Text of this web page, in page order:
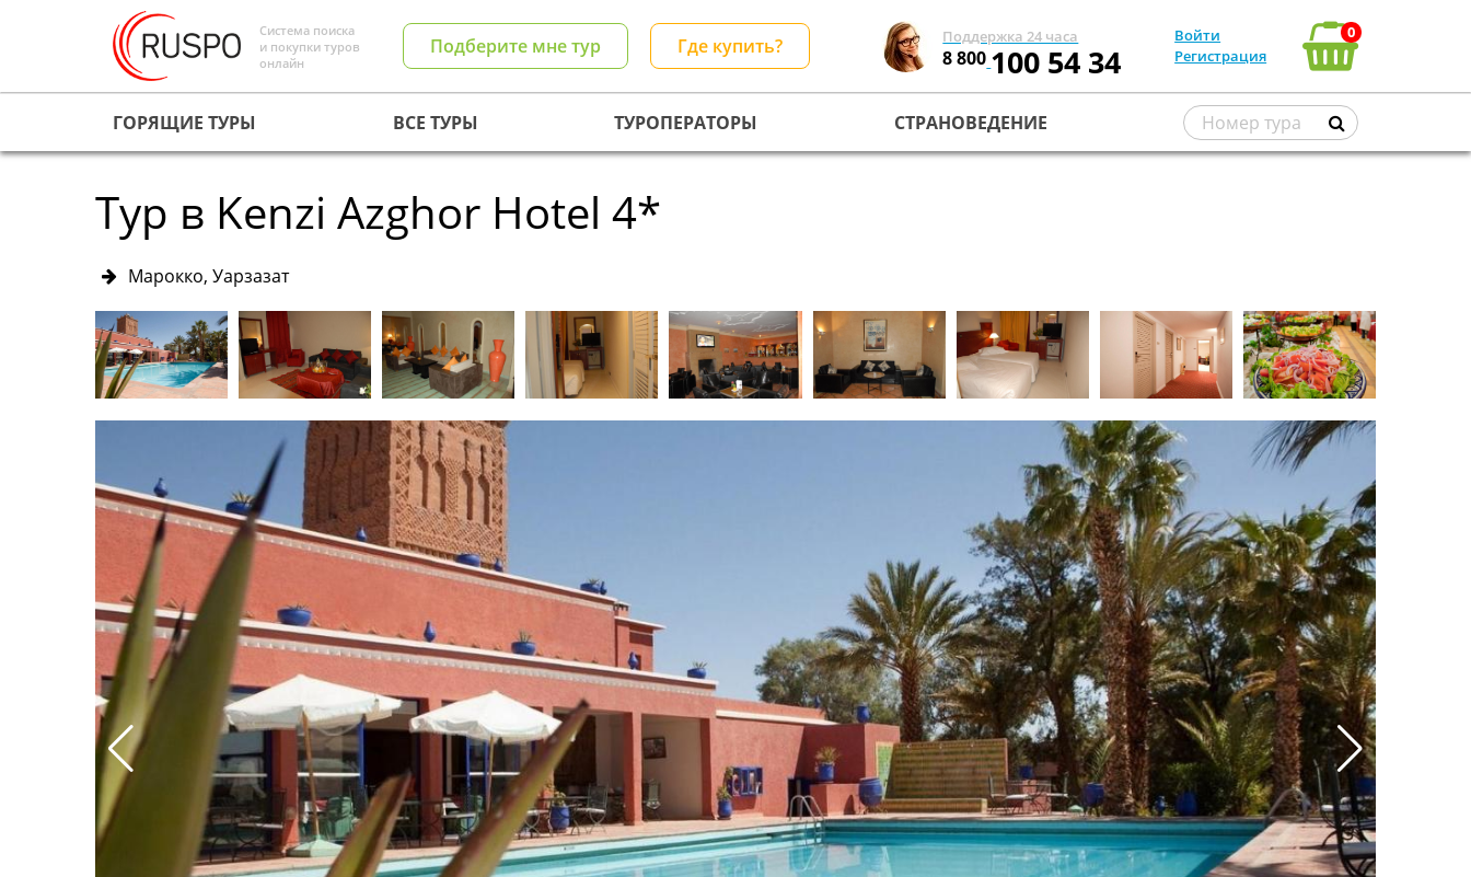
Система поиска
и покупки туров
онлайн
Подберите мне тур Где купить? Поддержка 24 часа
8 800100 54 34
Войти
Регистрация
0
ГОРЯЩИЕ ТУРЫ ВСЕ ТУРЫ ТУРОПЕРАТОРЫ СТРАНОВЕДЕНИЕ
Тур в Kenzi Azghor Hotel 4*
Марокко, Уарзазат